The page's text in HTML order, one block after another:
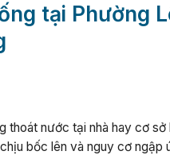
tại Phường
thoát nước tại nhà hay cơ
bốc lên và nguy cơ